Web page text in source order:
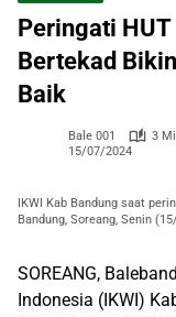
Peringati HUT
Bertekad
Baik
Bale 001
3
15/07/2024
IKWI Kab Bandung saat
Bandung, Soreang, Senin
SOREANG,
Indonesia (IKWI)